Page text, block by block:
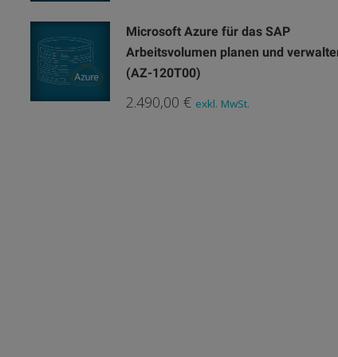
Microsoft Azure für das SAP
Arbeitsvolumen planen und
(AZ-120T00)
2.490,00 € exkl. MwSt.